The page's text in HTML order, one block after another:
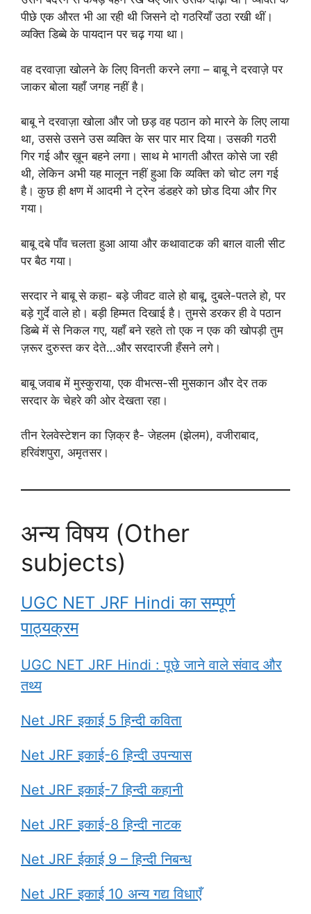
पीछे एक औरत भी आ रही थी जिसने दो गठरियाँ उठा रखी थीं।
व्यक्ति डिब्बे के पायदान पर चढ़ गया था।
वह दरवाज़ा खोलने के लिए विनती करने लगा – बाबू ने दरवाज़े पर
जाकर बोला यहाँ जगह नहीं है।
बाबू ने दरवाज़ा खोला और जो छड़ वह पठान को मारने के लिए लाया
था, उससे उसने उस व्यक्ति के सर पार मार दिया। उसकी गठरी
गिर गई और ख़ून बहने लगा। साथ मे भागती औरत कोसे जा रही
थी, लेकिन अभी यह मालून नहीं हुआ कि व्यक्ति को चोट लग गई
है। कुछ ही क्षण में आदमी ने ट्रेन डंडहरे को छोड दिया और गिर
गया।
बाबू दबे पाँव चलता हुआ आया और कथावाटक की बग़ल वाली सीट
पर बैठ गया।
सरदार ने बाबू से कहा- बड़े जीवट वाले हो बाबू, दुबले-पतले हो, पर
बड़े गुर्दे वाले हो। बड़ी हिम्मत दिखाई है। तुमसे डरकर ही वे पठान
डिब्बे में से निकल गए, यहाँ बने रहते तो एक न एक की खोपड़ी तुम
ज़रूर दुरुस्त कर देते…और सरदारजी हँसने लगे।
बाबू जवाब में मुस्कुराया, एक वीभत्स-सी मुसकान और देर तक
सरदार के चेहरे की ओर देखता रहा।
तीन रेलवेस्टेशन का ज़िक्र है- जेहलम (झेलम), वजीराबाद,
हरिवंशपुरा, अमृतसर।
अन्य विषय (Other
subjects)
UGC NET JRF Hindi का सम्पूर्ण
पाठ्यक्रम
UGC NET JRF Hindi : पूछे जाने वाले संवाद और
तथ्य
Net JRF इकाई 5 हिन्दी कविता
Net JRF इकाई-6 हिन्दी उपन्यास
Net JRF इकाई-7 हिन्दी कहानी
Net JRF इकाई-8 हिन्दी नाटक
Net JRF ईकाई 9 – हिन्दी निबन्ध
Net JRF इकाई 10 अन्य गद्य विधाएँ